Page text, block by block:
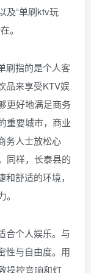
及“单刷ktv玩
。
刷指的是个人客
品来享受KTV娱
更好地满足商务
重要城市，商业
务人士放松心
同样，长泰县的
舒适的环境，
合个人娱乐。与
性与自由度。用
操控音响和灯